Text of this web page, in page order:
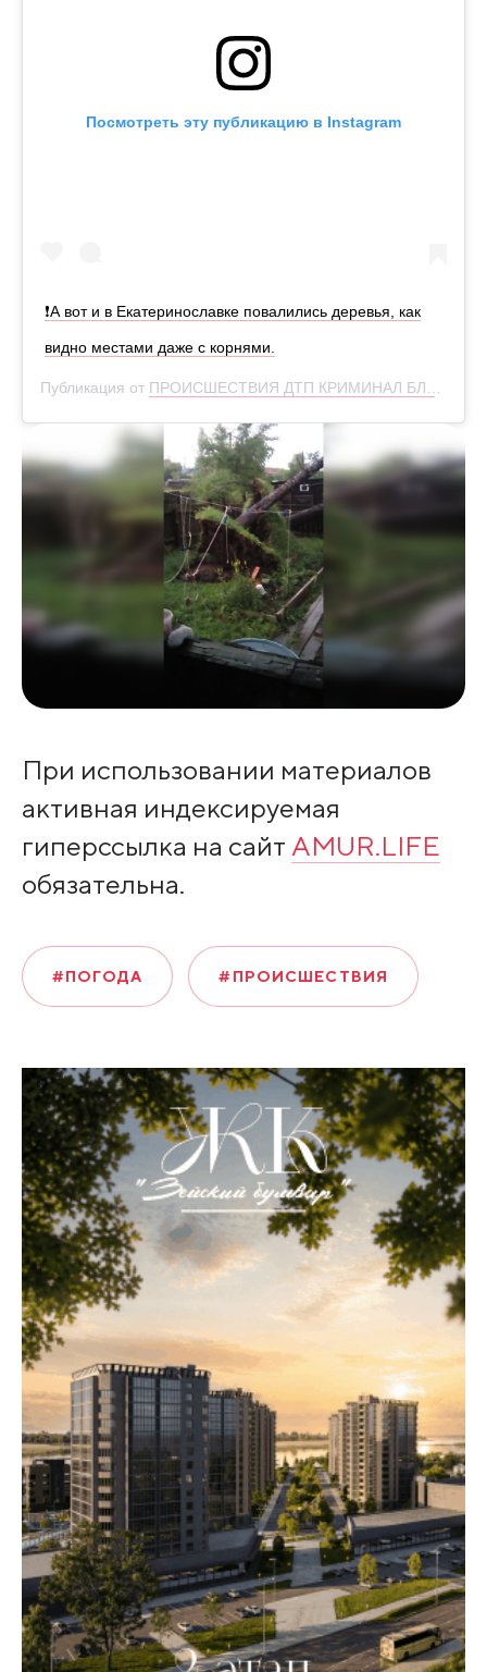
Посмотреть эту публикацию в Instagram
❗️А вот и в Екатеринославке повалились деревья, как
видно местами даже с корнями.
Публикация от ПРОИСШЕСТВИЯ ДТП КРИМИНАЛ БЛГ
При использовании материалов
активная индексируемая
гиперссылка на сайт AMUR.LIFE
обязательна.
#ПОГОДА #ПРОИСШЕСТВИЯ